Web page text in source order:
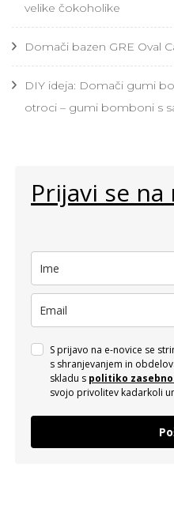
velike čokoholike
Domači bazen GRE Oval
DIY ideja: Domači gumi
otroci – gumi bomboni s
Prijavi se na
S prijavo na e-novice se
s shranjevanjem in
skladu s politiko
svojo privolitev kadarkoli